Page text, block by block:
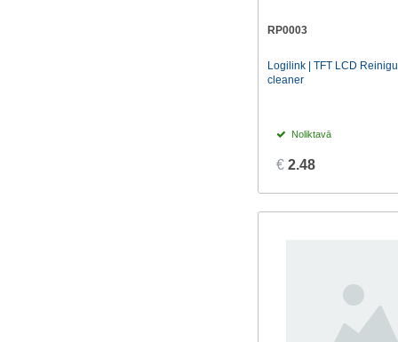
RP0003
Logilink | TFT LCD
cleaner
Noliktavā
€ 2.48